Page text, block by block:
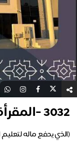
3032 -المقرأة الإلكترونية لعام 1448هـ
(الذي يدفع ماله